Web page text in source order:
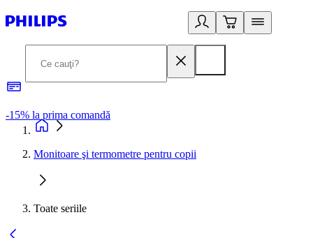
-15% la prima comandă
Monitoare şi termometre pentru copii
Toate seriile